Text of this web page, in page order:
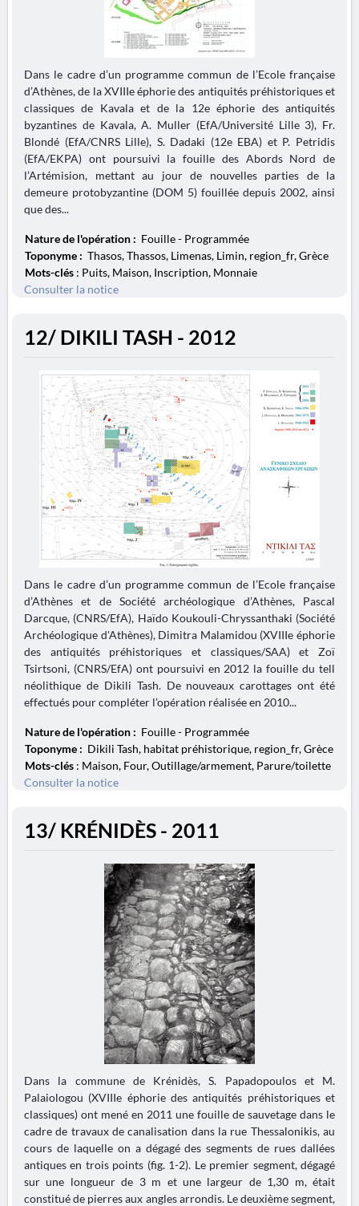
Dans le cadre d’un programme commun de l’Ecole française
d’Athènes, de la XVIIIe éphorie des antiquités préhistoriques et
classiques de Kavala et de la 12e éphorie des antiquités
byzantines de Kavala, A. Muller (EfA/Université Lille 3), Fr.
Blondé (EfA/CNRS Lille), S. Dadaki (12e EBA) et P. Petridis
(EfA/EKPA) ont poursuivi la fouille des Abords Nord de
l’Artémision, mettant au jour de nouvelles parties de la
demeure protobyzantine (DOM 5) fouillée depuis 2002, ainsi
que des...
Nature de l'opération : Fouille - Programmée
Toponyme : Thasos, Thassos, Limenas, Limin, region_fr, Grèce
Mots-clés : Puits, Maison, Inscription, Monnaie
Consulter la notice
12/ DIKILI TASH - 2012
Dans le cadre d’un programme commun de l’Ecole française
d’Athènes et de Société archéologique d’Athènes, Pascal
Darcque, (CNRS/EfA), Haïdo Koukouli-Chryssanthaki (Société
Archéologique d'Athènes), Dimitra Malamidou (XVIIIe éphorie
des antiquités préhistoriques et classiques/SAA) et Zoï
Tsirtsoni, (CNRS/EfA) ont poursuivi en 2012 la fouille du tell
néolithique de Dikili Tash. De nouveaux carottages ont été
effectués pour compléter l’opération réalisée en 2010...
Nature de l'opération : Fouille - Programmée
Toponyme : Dikili Tash, habitat préhistorique, region_fr, Grèce
Mots-clés : Maison, Four, Outillage/armement, Parure/toilette
Consulter la notice
13/ KRÉNIDÈS - 2011
Dans la commune de Krénidès, S. Papadopoulos et M.
Palaiologou (XVIIIe éphorie des antiquités préhistoriques et
classiques) ont mené en 2011 une fouille de sauvetage dans le
cadre de travaux de canalisation dans la rue Thessalonikis, au
cours de laquelle on a dégagé des segments de rues dallées
antiques en trois points (fig. 1-2). Le premier segment, dégagé
sur une longueur de 3 m et une largeur de 1,30 m, était
constitué de pierres aux angles arrondis. Le deuxième segment,